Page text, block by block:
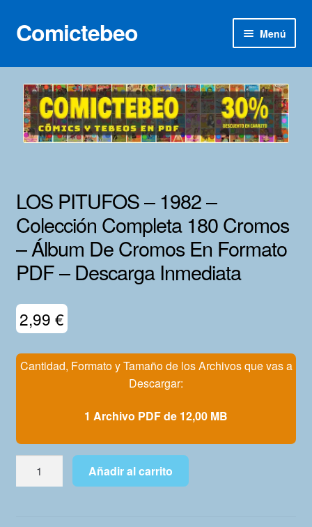
Ir
a
Ir
al
Comictebeo Menú
Inicio
Categorías
Franco-Belga
Lotes 100
Adultos
Mi Cuenta
LOS PITUFOS – 1982 –
Colección Completa 180 Cromos
– Álbum De Cromos En Formato
PDF – Descarga Inmediata
2,99 €
Cantidad, Formato y Tamaño de los Archivos que vas a
Descargar:
1 Archivo PDF de 12,00 MB
PITUFOS
Añadir al carrito